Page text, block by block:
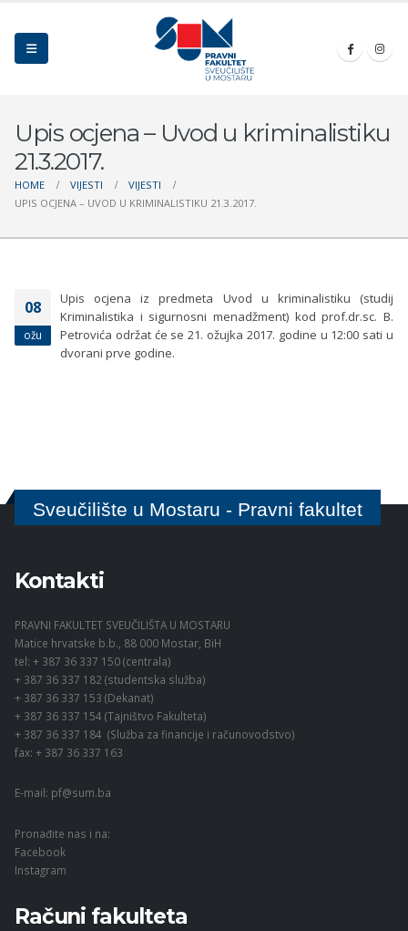
Upis ocjena – Uvod u kriminalistiku
21.3.2017.
HOME VIJESTI
VIJESTI
UPIS OCJENA – UVOD U KRIMINALISTIKU 21.3.2017.
08
ožu
Upis ocjena iz predmeta Uvod u kriminalistiku (studij
Kriminalistika i sigurnosni menadžment) kod prof.dr.sc. B.
Petrovića održat će se 21. ožujka 2017. godine u 12:00 sati u
dvorani prve godine.
Sveučilište u Mostaru - Pravni fakultet
Kontakti
PRAVNI FAKULTET SVEUČILIŠTA U MOSTARU
Matice hrvatske b.b., 88 000 Mostar, BiH
tel: + 387 36 337 150 (centrala)
+ 387 36 337 182 (studentska služba)
+ 387 36 337 153 (Dekanat)
+ 387 36 337 154 (Tajništvo Fakulteta)
+ 387 36 337 184 (Služba za financije i računovodstvo)
fax: + 387 36 337 163
E-mail: pf@sum.ba
Pronađite nas i na:
Facebook
Instagram
Računi fakulteta